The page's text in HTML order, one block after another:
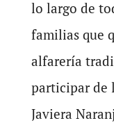
lo largo de
familias que
alfarería
participar de
Javiera